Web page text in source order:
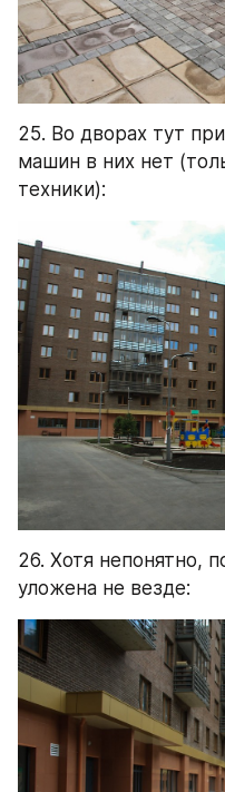
25. Во дворах тут
машин в них нет
техники):
26. Хотя непонятно,
уложена не везде: